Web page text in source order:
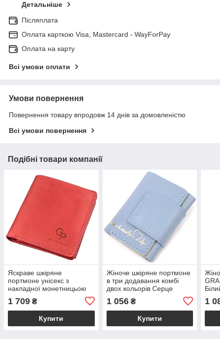
Детальніше
Післяплата
Оплата карткою Visa, Mastercard - WayForPay
Оплата на карту
Всі умови оплати
Умови повернення
Повернення товару впродовж 14 днів за домовленістю
Всі умови повернення
Подібні товари компанії
Яскраве шкіряне
портмоне унісекс з
накладної монетницьою
Червоне
1 709 ₴
Купити
Жіноче шкіряне портмоне
в три додавання комбі
двох кольорів Серце
Жовто-блакитне
1 056₴
Купити
1